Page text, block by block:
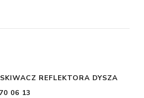
REFLEKTORA DYSZA
06 13